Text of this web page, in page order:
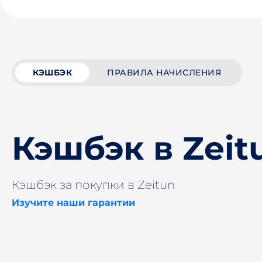
КЭШБЭК ПРАВИЛА НАЧИСЛЕНИЯ
Кэшбэк в
Кэшбэк за покупки в Zeitun
Изучите наши гарантии